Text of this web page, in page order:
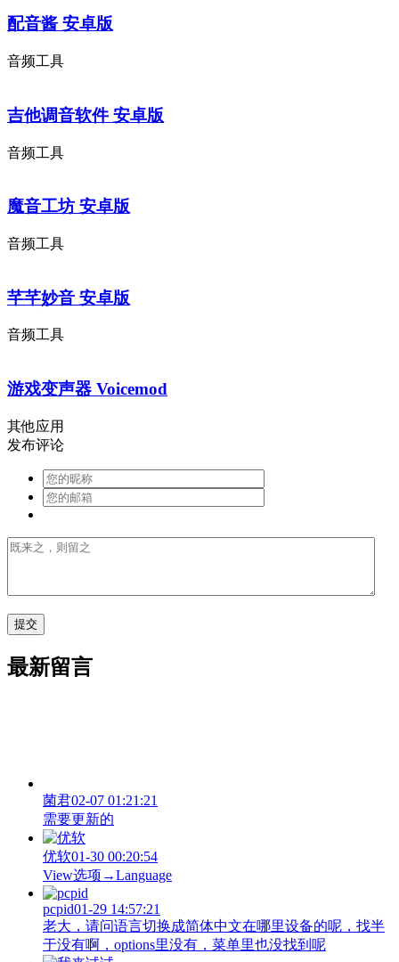
配音酱 安卓版
音频工具
吉他调音软件 安卓版
音频工具
魔音工坊 安卓版
音频工具
芊芊妙音 安卓版
音频工具
游戏变声器 Voicemod
其他应用
发布评论
最新留言
菌君02-07 01:21:21
需要更新的
优软01-30 00:20:54
View‌选项→Language
pcpid01-29 14:57:21
老大，请问语言切换成简体中文在哪里设备的呢，找半
于没有啊，options里没有，菜单里也没找到呢